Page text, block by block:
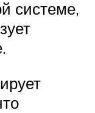
системе,